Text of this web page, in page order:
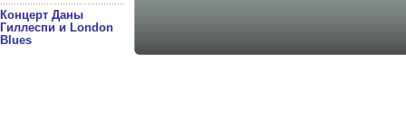
Концерт Даны
Гиллеспи и London
Blues